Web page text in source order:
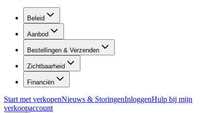
Beleid
Aanbod
Bestellingen & Verzenden
Zichtbaarheid
Financiën
Start met verkopenNieuws & StoringenInloggenHulp bij mijn
verkoopaccount